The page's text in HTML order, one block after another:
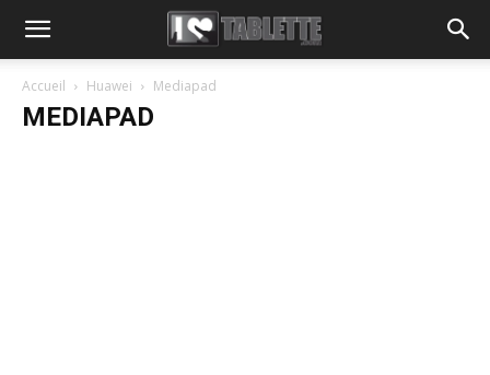
Accueil Huawei Mediapad
MEDIAPAD